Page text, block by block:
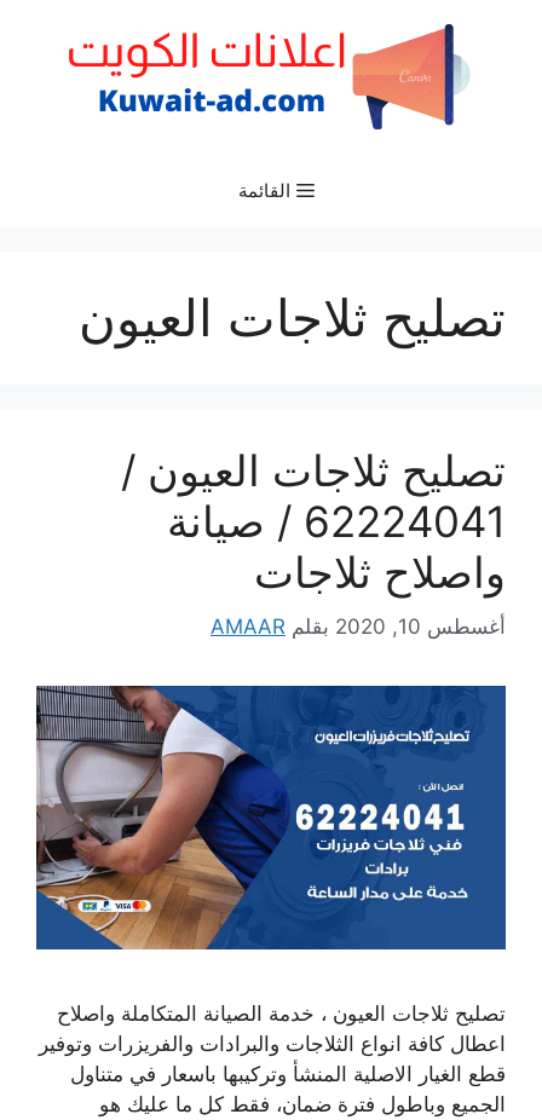
القائمة
تصليح ثلاجات العيون
تصليح ثلاجات العيون /
62224041 / صيانة
واصلاح ثلاجات
أغسطس 10, 2020 بقلم AMAAR
تصليح ثلاجات العيون ، خدمة الصيانة المتكاملة واصلاح
اعطال كافة انواع الثلاجات والبرادات والفريزرات وتوفير
قطع الغيار الاصلية المنشأ وتركيبها باسعار في متناول
الجميع وباطول فترة ضمان، فقط كل ما عليك هو